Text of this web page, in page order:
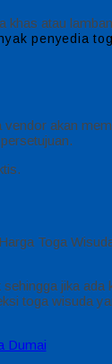
khas atau
penyedia
akan
Toga
jika
toga wisuda